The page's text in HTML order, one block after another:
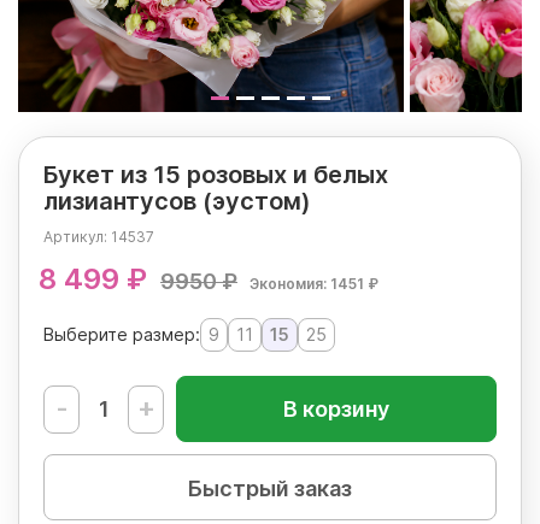
Букет из 15 розовых и белых
лизиантусов (эустом)
Артикул: 14537
8 499 ₽ 9950 ₽ Экономия: 1451 ₽
Выберите размер: 9 11 15 25
- + В корзину
Быстрый заказ